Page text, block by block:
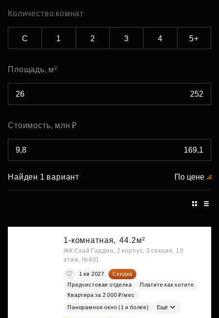
Количество комнат
С 1 2 3 4 5+
Площадь, м²
Стоимость, млн ₽
Найден 1 вариант По цене
1-комнатная, 44.2м²
ЖК Скай Гарден, 2 корпус, 3 секция, 10
этаж, №401
1 кв 2027
Скидка
Предчистовая отделка
Платите как хотите
Квартира за 2 000 ₽/мес
Панорамное окно (1 и более) Ещё